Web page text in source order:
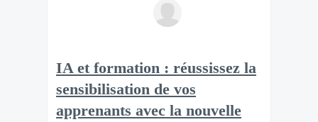
IA et formation : réussissez la
sensibilisation de vos
apprenants avec la nouvelle